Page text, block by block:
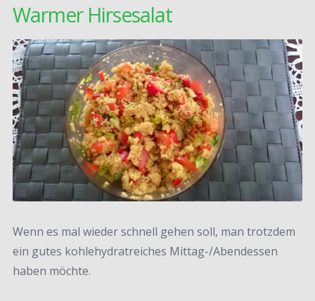
Warmer Hirsesalat
Wenn es mal wieder schnell gehen soll, man trotzdem
ein gutes kohlehydratreiches Mittag-/Abendessen
haben möchte.